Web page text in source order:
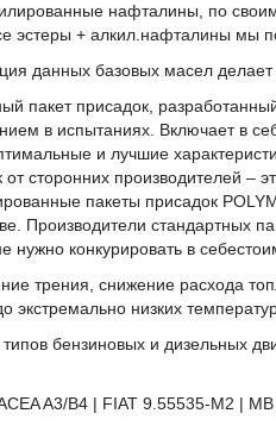
нафталины, по
эстеры + алкил.нафталины мы
данных базовых масел
пакет присадок,
в испытаниях. Включает в
и лучшие
от сторонних производителей –
пакеты присадок
Производители стандартных
нужно конкурировать в
трения, снижение расхода
экстремально низких
бензиновых и дизельных
A3/B4 | FIAT 9.55535-M2 |